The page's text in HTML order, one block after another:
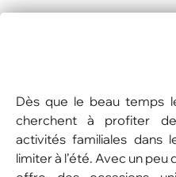
Dès que le beau temps
cherchent à profiter de
activités familiales dans
limiter à l’été. Avec un peu